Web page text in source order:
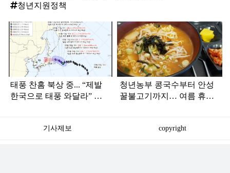
청년지원정책
탑
라
인
태풍 찬홈 북상 중... “제발
한국으로 태풍 와달라” 말
청년농부 콩국수부터 안성
꿀불고기까지… 여름 휴게
기사제보 copyright